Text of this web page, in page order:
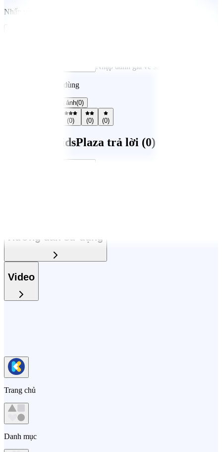
Nhấn vào đây để nhận xét về sản phẩm
Nhập đánh giá về sản phẩm*
Nhận xét từ người dùng
Có hình ảnh(0)
(0) (0) (0)
Mẹ Hỏi / KidsPlaza trả lời (0)
Hướng dẫn sử dụng
Video
Trang chủ
Danh mục